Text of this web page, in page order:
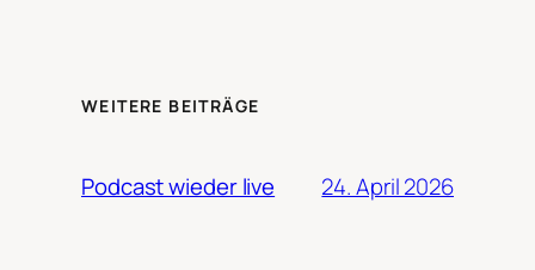
WEITERE BEITRÄGE
Podcast wieder live 24. April 2026